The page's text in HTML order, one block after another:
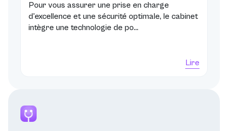
Pour vous assurer une prise en charge
d'excellence et une sécurité optimale, le cabinet
intègre une technologie de po...
Lire